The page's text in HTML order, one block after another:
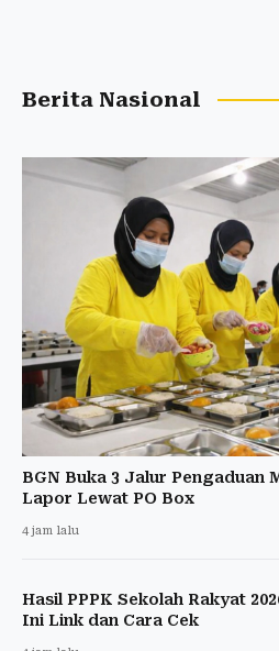
Berita Nasional
BGN Buka 3 Jalur Pengaduan
Lapor Lewat PO Box
4 jam lalu
Hasil PPPK Sekolah Rakyat
Ini Link dan Cara Cek